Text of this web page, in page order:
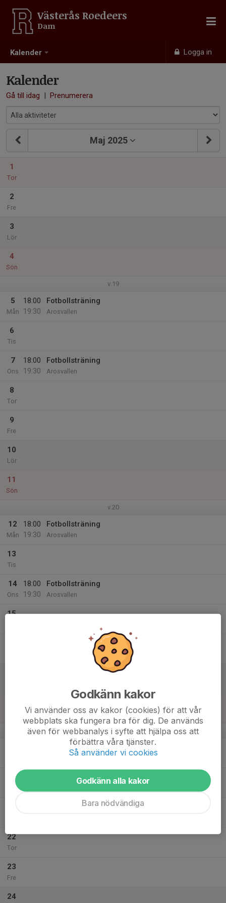
Kalender Logga in
Västerås Roedeers
Dam
Kalender
Gå till idag | Prenumerera
Maj 2025
1
Tor
2
Fre
3
Lör
4
Sön
v.19
5
Mån
18:00
19:30
Fotbollsträning
Arosvallen
6
Tis
7
Ons
18:00
19:30
Fotbollsträning
Arosvallen
8
Tor
9
Fre
10
Lör
11
Sön
v.20
12
Mån
18:00
19:30
Fotbollsträning
Arosvallen
13
Tis
14
Ons
18:00
19:30
Fotbollsträning
Arosvallen
15
v.21
Fotbollsträning
20
Fotbollsträning
22
Tor
23
Fre
24
Godkänn kakor
Vi använder oss av kakor (cookies) för att vår
webbplats ska fungera bra för dig. De används
även för webbanalys i syfte att hjälpa oss att
förbättra våra tjänster.
Så använder vi cookies
Godkänn alla kakor
Bara nödvändiga